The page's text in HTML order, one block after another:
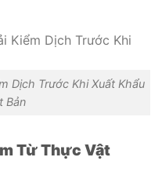
Dịch Trước Khi Xuất Khẩu
Bản
Từ Thực Vật